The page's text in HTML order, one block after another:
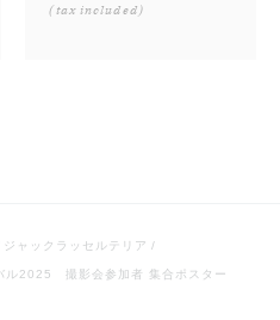
(tax included)
ジャックラッセルテリア
ル2025 撮影会参加者 集合ポスター